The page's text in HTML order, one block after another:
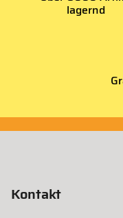
lagernd
Kontakt